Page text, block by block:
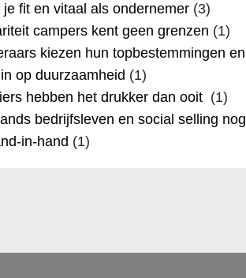
je fit en vitaal als ondernemer(3)
campers kent geen grenzen (1)
kiezen hun topbestemmingen en
op duurzaamheid (1)
hebben het drukker dan ooit (1)
bedrijfsleven en social selling nog
in-hand (1)